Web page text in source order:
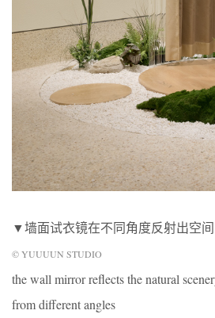
▼墙面试衣镜在不同角度反射出空
© YUUUUN STUDIO
the wall mirror reflects the natural
from different angles